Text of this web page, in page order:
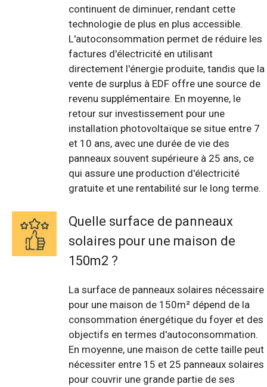
continuent de diminuer, rendant cette
technologie de plus en plus accessible.
L'autoconsommation permet de réduire les
factures d'électricité en utilisant
directement l'énergie produite, tandis que la
vente de surplus à EDF offre une source de
revenu supplémentaire. En moyenne, le
retour sur investissement pour une
installation photovoltaïque se situe entre 7
et 10 ans, avec une durée de vie des
panneaux souvent supérieure à 25 ans, ce
qui assure une production d'électricité
gratuite et une rentabilité sur le long terme.
Quelle surface de panneaux
solaires pour une maison de
150m2 ?
La surface de panneaux solaires nécessaire
pour une maison de 150m² dépend de la
consommation énergétique du foyer et des
objectifs en termes d'autoconsommation.
En moyenne, une maison de cette taille peut
nécessiter entre 15 et 25 panneaux solaires
pour couvrir une grande partie de ses